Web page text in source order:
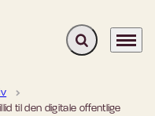
Fold søgefelt
Menu
til den digitale offentlige